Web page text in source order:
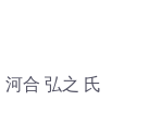
河合 弘之 氏